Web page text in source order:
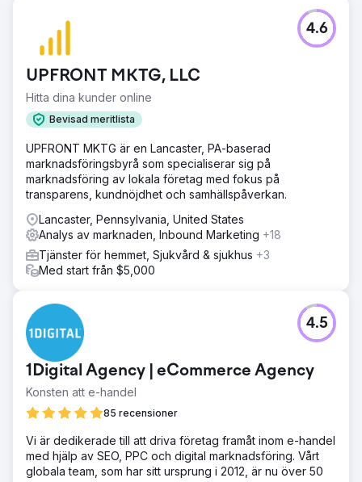
UPFRONT MKTG, LLC
Hitta dina kunder online
Bevisad meritlista
4.6
UPFRONT MKTG är en Lancaster, PA-baserad
marknadsföringsbyrå som specialiserar sig på
marknadsföring av lokala företag med fokus på
transparens, kundnöjdhet och samhällspåverkan.
Lancaster, Pennsylvania, United States
Analys av marknaden, Inbound Marketing +18
Tjänster för hemmet, Sjukvård & sjukhus +3
Med start från $5,000
1Digital Agency | eCommerce Agency
Konsten att e-handel
85 recensioner
4.5
Vi är dedikerade till att driva företag framåt inom e-handel
med hjälp av SEO, PPC och digital marknadsföring. Vårt
globala team, som har sitt ursprung i 2012, är nu över 50